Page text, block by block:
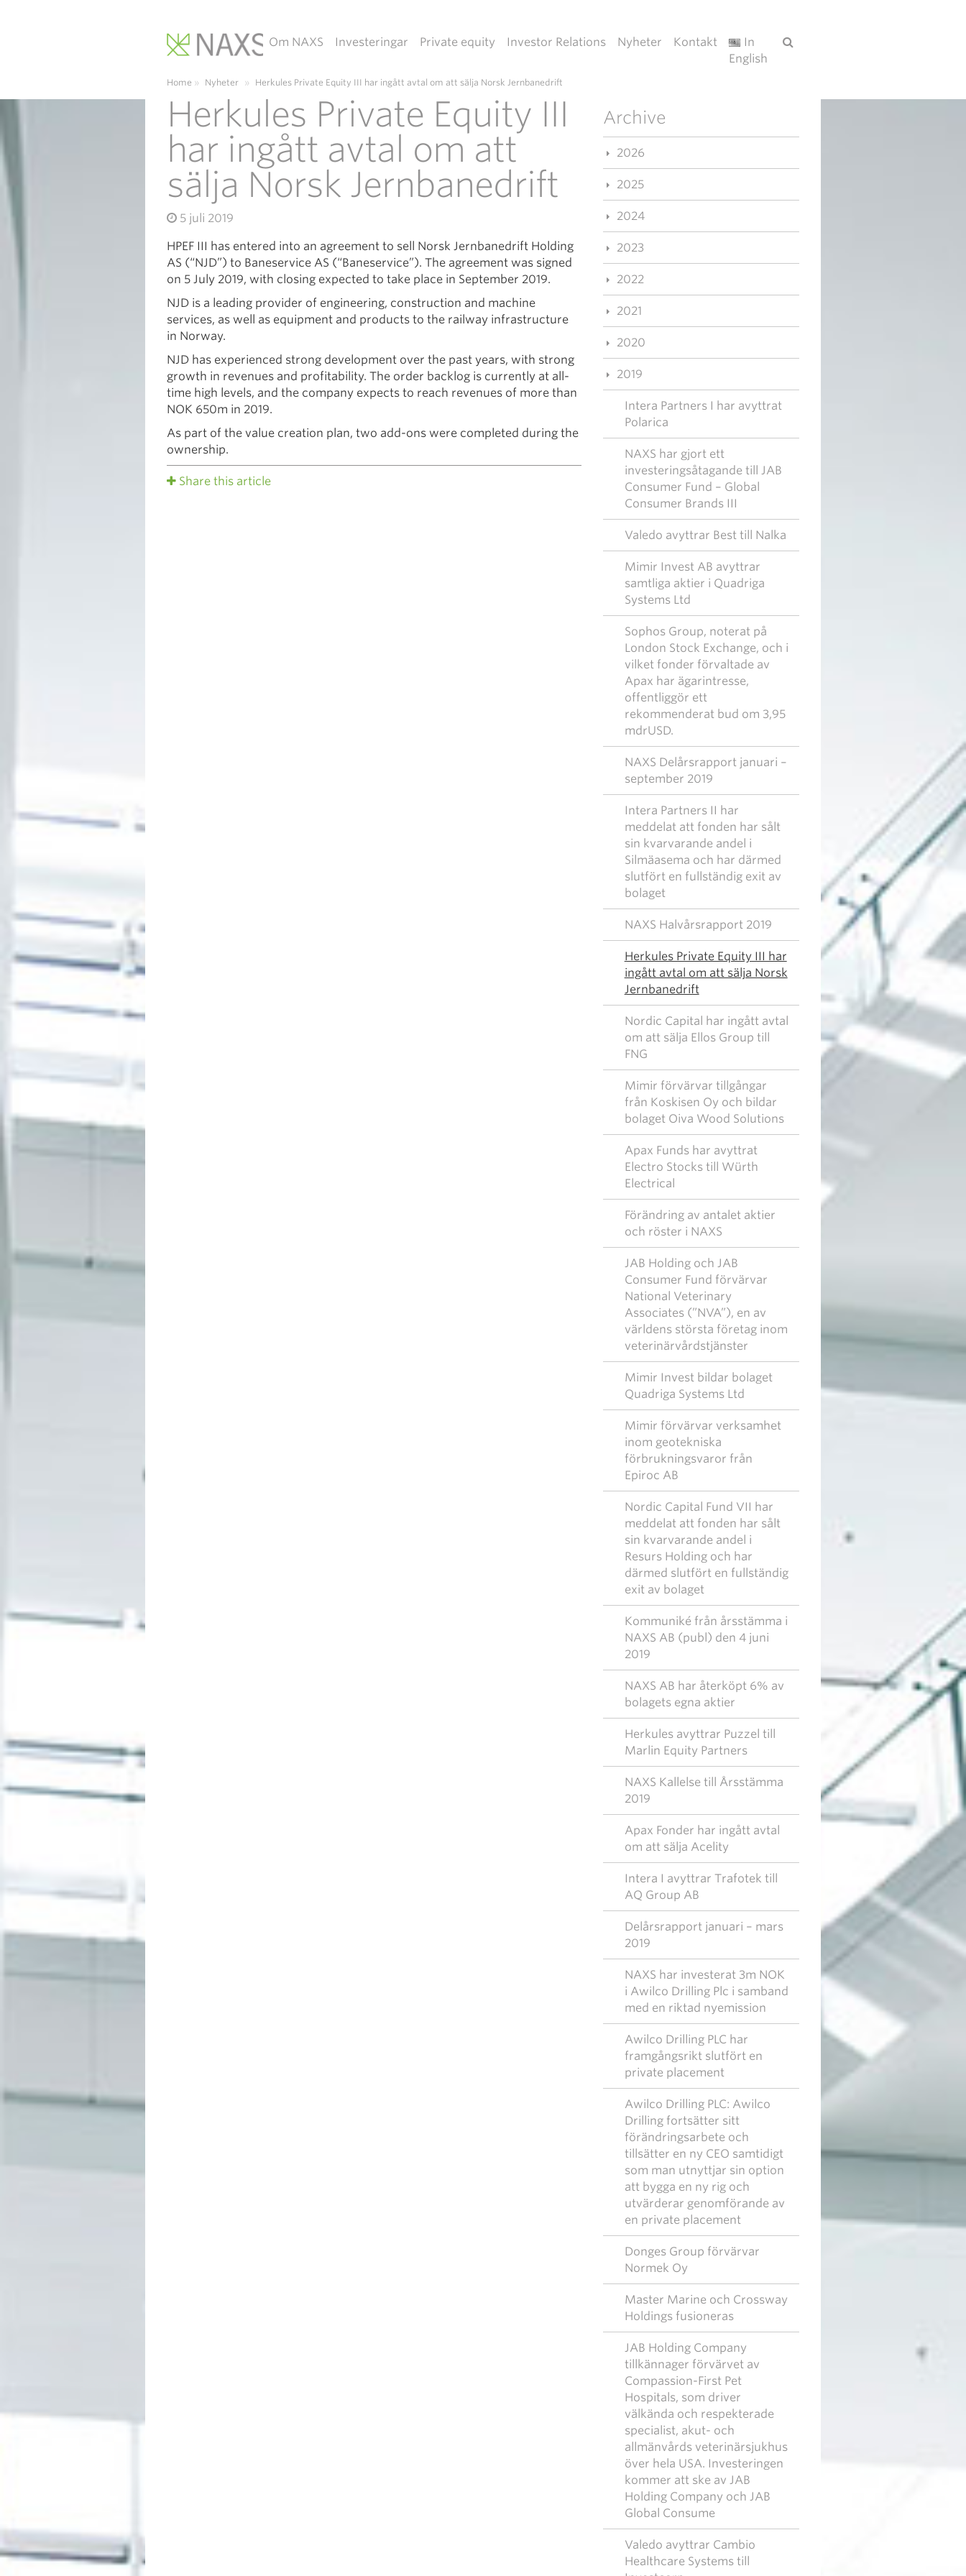
Om NAXS Investeringar Private equity Investor Relations Nyheter Kontakt
In
English
Home » Nyheter » Herkules Private Equity III har ingått avtal om att sälja Norsk Jernbanedrift
Herkules Private Equity III
har ingått avtal om att
sälja Norsk Jernbanedrift
5 juli 2019
HPEF III has entered into an agreement to sell Norsk Jernbanedrift Holding
AS (“NJD”) to Baneservice AS (“Baneservice”). The agreement was signed
on 5 July 2019, with closing expected to take place in September 2019.
NJD is a leading provider of engineering, construction and machine
services, as well as equipment and products to the railway infrastructure
in Norway.
NJD has experienced strong development over the past years, with strong
growth in revenues and profitability. The order backlog is currently at all-
time high levels, and the company expects to reach revenues of more than
NOK 650m in 2019.
As part of the value creation plan, two add-ons were completed during the
ownership.
Share this article
Archive
2026
2025
2024
2023
2022
2021
2020
2019
Intera Partners I har avyttrat
Polarica
NAXS har gjort ett
investeringsåtagande till JAB
Consumer Fund – Global
Consumer Brands III
Valedo avyttrar Best till Nalka
Mimir Invest AB avyttrar
samtliga aktier i Quadriga
Systems Ltd
Sophos Group, noterat på
London Stock Exchange, och i
vilket fonder förvaltade av
Apax har ägarintresse,
offentliggör ett
rekommenderat bud om 3,95
mdrUSD.
NAXS Delårsrapport januari –
september 2019
Intera Partners II har
meddelat att fonden har sålt
sin kvarvarande andel i
Silmäasema och har därmed
slutfört en fullständig exit av
bolaget
NAXS Halvårsrapport 2019
Herkules Private Equity III har
ingått avtal om att sälja Norsk
Jernbanedrift
Nordic Capital har ingått avtal
om att sälja Ellos Group till
FNG
Mimir förvärvar tillgångar
från Koskisen Oy och bildar
bolaget Oiva Wood Solutions
Apax Funds har avyttrat
Electro Stocks till Würth
Electrical
Förändring av antalet aktier
och röster i NAXS
JAB Holding och JAB
Consumer Fund förvärvar
National Veterinary
Associates (”NVA”), en av
världens största företag inom
veterinärvårdstjänster
Mimir Invest bildar bolaget
Quadriga Systems Ltd
Mimir förvärvar verksamhet
inom geotekniska
förbrukningsvaror från
Epiroc AB
Nordic Capital Fund VII har
meddelat att fonden har sålt
sin kvarvarande andel i
Resurs Holding och har
därmed slutfört en fullständig
exit av bolaget
Kommuniké från årsstämma i
NAXS AB (publ) den 4 juni
2019
NAXS AB har återköpt 6% av
bolagets egna aktier
Herkules avyttrar Puzzel till
Marlin Equity Partners
NAXS Kallelse till Årsstämma
2019
Apax Fonder har ingått avtal
om att sälja Acelity
Intera I avyttrar Trafotek till
AQ Group AB
Delårsrapport januari – mars
2019
NAXS har investerat 3m NOK
i Awilco Drilling Plc i samband
med en riktad nyemission
Awilco Drilling PLC har
framgångsrikt slutfört en
private placement
Awilco Drilling PLC: Awilco
Drilling fortsätter sitt
förändringsarbete och
tillsätter en ny CEO samtidigt
som man utnyttjar sin option
att bygga en ny rig och
utvärderar genomförande av
en private placement
Donges Group förvärvar
Normek Oy
Master Marine och Crossway
Holdings fusioneras
JAB Holding Company
tillkännager förvärvet av
Compassion-First Pet
Hospitals, som driver
välkända och respekterade
specialist, akut- och
allmänvårds veterinärsjukhus
över hela USA. Investeringen
kommer att ske av JAB
Holding Company och JAB
Global Consume
Valedo avyttrar Cambio
Healthcare Systems till